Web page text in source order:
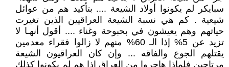
سبايكر لم يكونوا أولاد الشيعة .... بتأكيد هم من عوائل
شيعية . كم هي نسبة الشيعة العراقيين الذين تغيرت
حياتهم وهم يعيشون في بحبوحة وغناء .... أقول أنهـا لا
تزيد عن 5% إذا الـ 60% منهم لا زالوا فقراء معدمين
يقتلهم الجوع والفاقه ... وإن كان العراقيون الشيعة
مرتاحين فلماذا هاجروا من العراق إذا هم لم يكونوا كذلك